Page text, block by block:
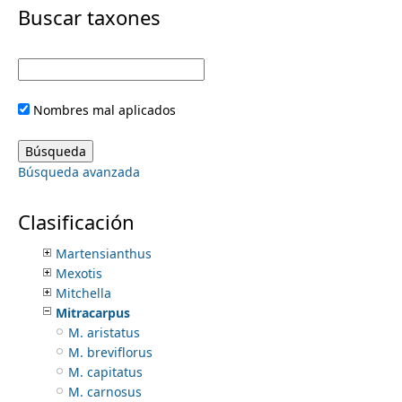
i
m
r
y
t
n
u
Buscar taxones
Nombres mal aplicados
Búsqueda avanzada
Clasificación
Hillia
Hintonia
Isertia
Javorkaea
Lorencea
Manettia
Margaritopsis
Martensianthus
Mexotis
Mitchella
Mitracarpus
M. aristatus
M. breviflorus
M. capitatus
M. carnosus